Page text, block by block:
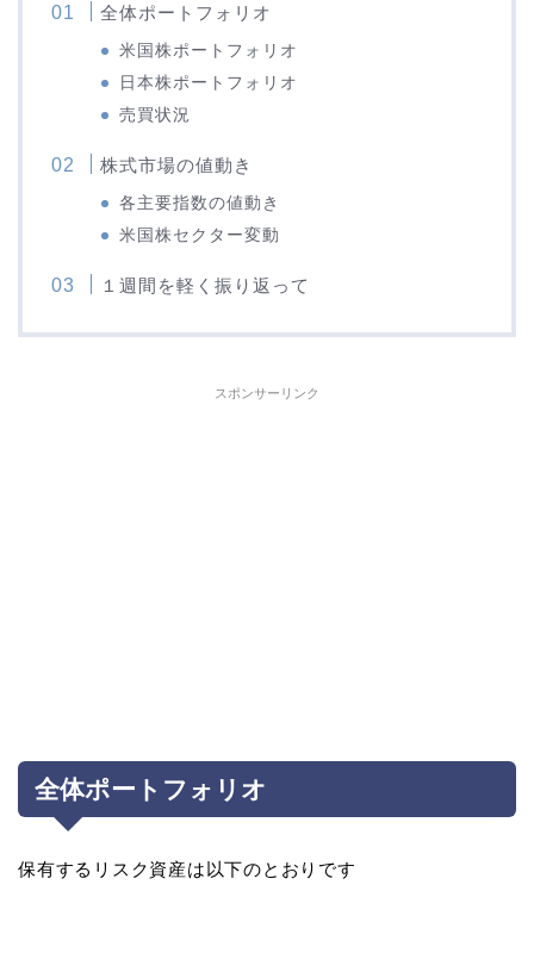
全体ポートフォリオ
米国株ポートフォリオ
日本株ポートフォリオ
売買状況
株式市場の値動き
各主要指数の値動き
米国株セクター変動
１週間を軽く振り返って
スポンサーリンク
全体ポートフォリオ
保有するリスク資産は以下のとおりです